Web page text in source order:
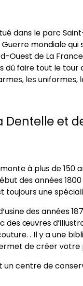
dans le parc
mondiale
de La
dû faire tout le
les
Dentelle et
à plus de 150
des années
une
des années
des œuvres
. Il y a une
de créer
un centre de